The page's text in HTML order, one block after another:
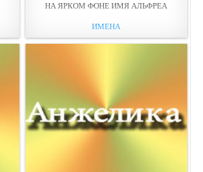
НА ЯРКОМ ФОНЕ ИМЯ АЛЬФРЕА
ИМЕНА